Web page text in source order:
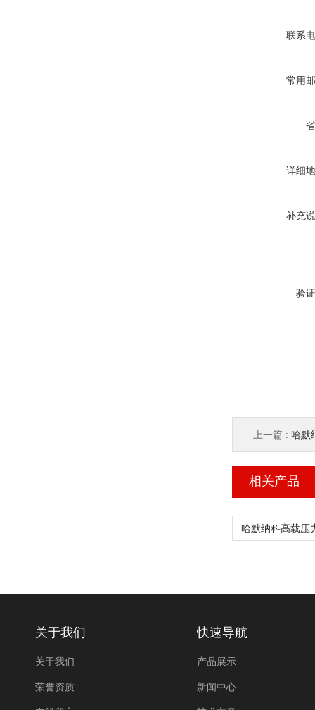
联系
常用
详细
补充
验
上一篇 : 哈默
相关产品
关于我们
关于我们
荣誉资质
快速导航
产品展示
新闻中心